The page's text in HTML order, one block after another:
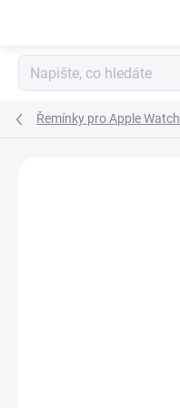
Řemínky pro Apple Watch